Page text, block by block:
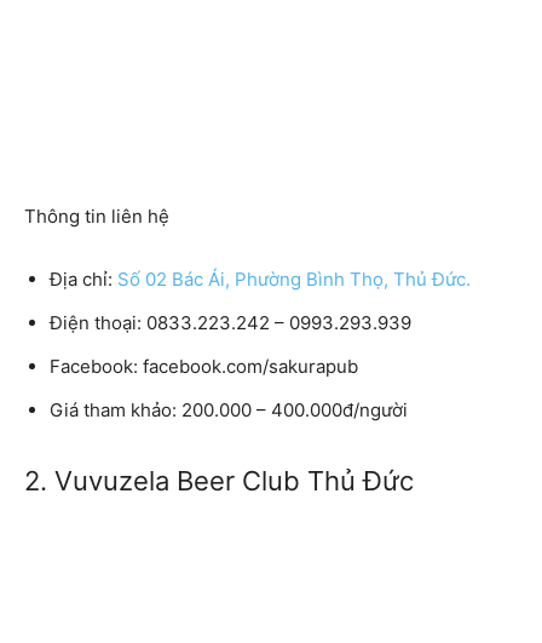
Thông tin liên hệ
Địa chỉ: Số 02 Bác Ái, Phường Bình Thọ, Thủ Đức.
Điện thoại: 0833.223.242 – 0993.293.939
Facebook: facebook.com/sakurapub
Giá tham khảo: 200.000 – 400.000đ/người
2. Vuvuzela Beer Club Thủ Đức